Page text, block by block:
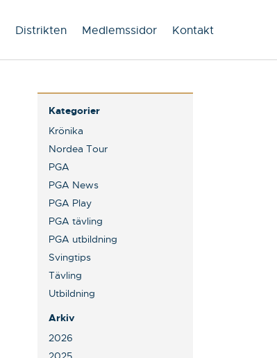
Distrikten Medlemssidor Kontakt
Kategorier
Krönika
Nordea Tour
PGA
PGA News
PGA Play
PGA tävling
PGA utbildning
Svingtips
Tävling
Utbildning
Arkiv
2026